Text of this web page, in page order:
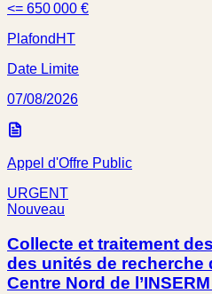
<= 650 000 €
Plafond HT
Date Limite
07/08/2026
Appel d'Offre Public
URGENT
Nouveau
Collecte et traitement
des unités de recherche
Centre Nord de